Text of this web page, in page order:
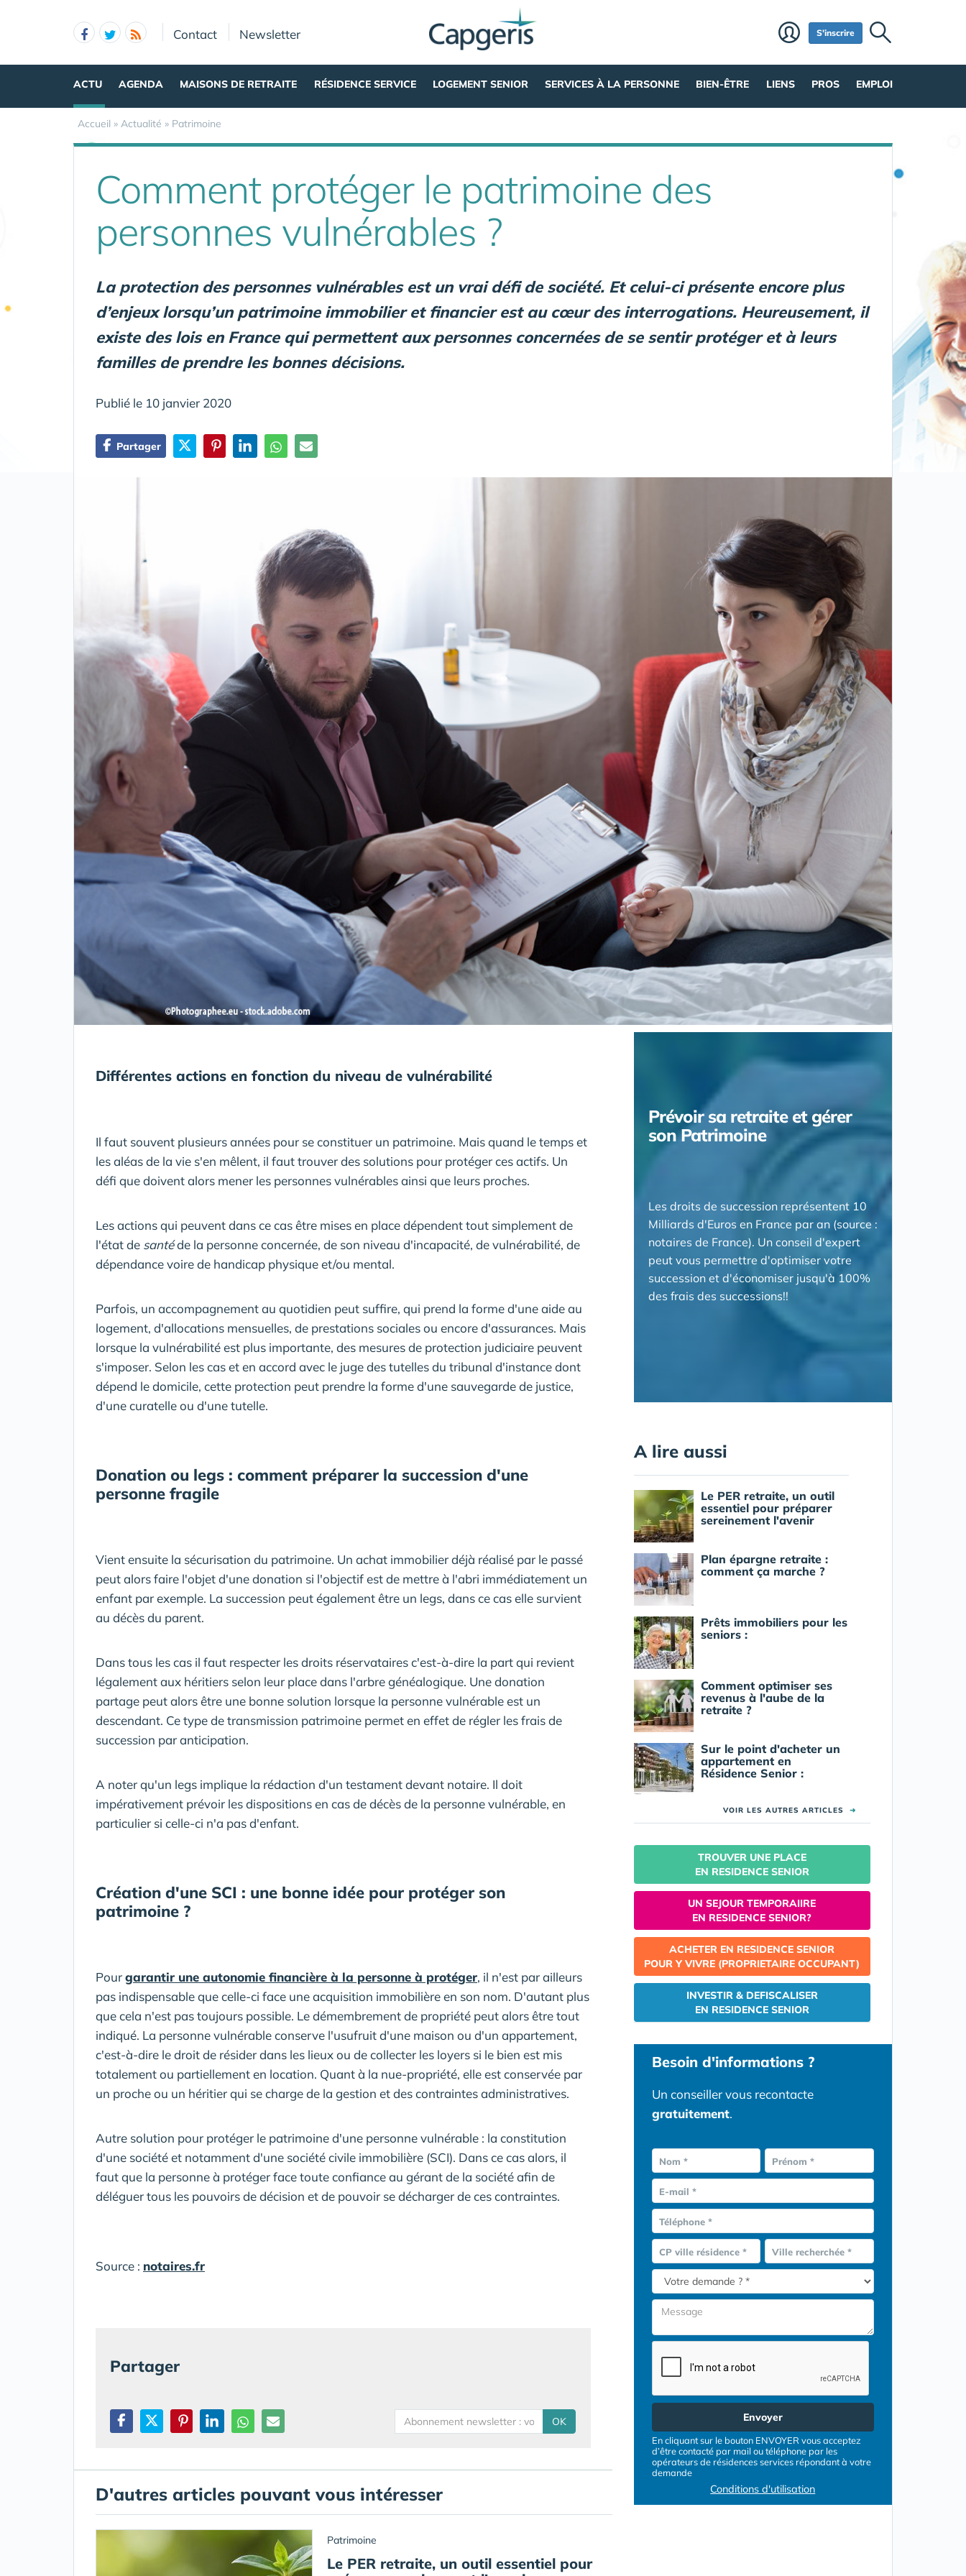
Contact Newsletter S'inscrire
ACTU AGENDA MAISONS DE RETRAITE RÉSIDENCE SERVICE LOGEMENT SENIOR SERVICES À LA PERSONNE BIEN-ÊTRE LIENS PROS EMPLOI
Accueil » Actualité » Patrimoine
Comment protéger le patrimoine des
personnes vulnérables ?
La protection des personnes vulnérables est un vrai défi de société. Et celui-ci présente encore plus
d’enjeux lorsqu’un patrimoine immobilier et financier est au cœur des interrogations. Heureusement, il
existe des lois en France qui permettent aux personnes concernées de se sentir protéger et à leurs
familles de prendre les bonnes décisions.
Publié le 10 janvier 2020
Partager
Différentes actions en fonction du niveau de vulnérabilité
Il faut souvent plusieurs années pour se constituer un patrimoine. Mais quand le temps et
les aléas de la vie s'en mêlent, il faut trouver des solutions pour protéger ces actifs. Un
défi que doivent alors mener les personnes vulnérables ainsi que leurs proches.
Les actions qui peuvent dans ce cas être mises en place dépendent tout simplement de
l'état de santéde la personne concernée, de son niveau d'incapacité, de vulnérabilité, de
dépendance voire de handicap physique et/ou mental.
Parfois, un accompagnement au quotidien peut suffire, qui prend la forme d'une aide au
logement, d'allocations mensuelles, de prestations sociales ou encore d'assurances. Mais
lorsque la vulnérabilité est plus importante, des mesures de protection judiciaire peuvent
s'imposer. Selon les cas et en accord avec le juge des tutelles du tribunal d'instance dont
dépend le domicile, cette protection peut prendre la forme d'une sauvegarde de justice,
d'une curatelle ou d'une tutelle.
Donation ou legs : comment préparer la succession d'une
personne fragile
Vient ensuite la sécurisation du patrimoine. Un achat immobilier déjà réalisé par le passé
peut alors faire l'objet d'une donation si l'objectif est de mettre à l'abri immédiatement un
enfant par exemple. La succession peut également être un legs, dans ce cas elle survient
au décès du parent.
Dans tous les cas il faut respecter les droits réservataires c'est-à-dire la part qui revient
légalement aux héritiers selon leur place dans l'arbre généalogique. Une donation
partage peut alors être une bonne solution lorsque la personne vulnérable est un
descendant. Ce type de transmission patrimoine permet en effet de régler les frais de
succession par anticipation.
A noter qu'un legs implique la rédaction d'un testament devant notaire. Il doit
impérativement prévoir les dispositions en cas de décès de la personne vulnérable, en
particulier si celle-ci n'a pas d'enfant.
Création d'une SCI : une bonne idée pour protéger son
patrimoine ?
Pourgarantir une autonomie financière à la personne à protéger, il n'est par ailleurs
pas indispensable que celle-ci face une acquisition immobilière en son nom. D'autant plus
que cela n'est pas toujours possible. Le démembrement de propriété peut alors être tout
indiqué. La personne vulnérable conserve l'usufruit d'une maison ou d'un appartement,
c'est-à-dire le droit de résider dans les lieux ou de collecter les loyers si le bien est mis
totalement ou partiellement en location. Quant à la nue-propriété, elle est conservée par
un proche ou un héritier qui se charge de la gestion et des contraintes administratives.
Autre solution pour protéger le patrimoine d'une personne vulnérable : la constitution
d'une société et notamment d'une société civile immobilière (SCI). Dans ce cas alors, il
faut que la personne à protéger face toute confiance au gérant de la société afin de
déléguer tous les pouvoirs de décision et de pouvoir se décharger de ces contraintes.
Source : notaires.fr
Partager
OK
D'autres articles pouvant vous intéresser
Patrimoine
Le PER retraite, un outil essentiel pour
Prévoir sa retraite et gérer
son Patrimoine
Les droits de succession représentent 10
Milliards d'Euros en France par an (source :
notaires de France). Un conseil d'expert
peut vous permettre d'optimiser votre
succession et d'économiser jusqu'à 100%
des frais des successions!!
A lire aussi
Le PER retraite, un outil
essentiel pour préparer
sereinement l'avenir
Plan épargne retraite :
comment ça marche ?
Prêts immobiliers pour les
seniors :
Comment optimiser ses
revenus à l'aube de la
retraite ?
Sur le point d'acheter un
appartement en
Résidence Senior :
VOIR LES AUTRES ARTICLES ➜
TROUVER UNE PLACE
EN RESIDENCE SENIOR
UN SEJOUR TEMPORAIIRE
EN RESIDENCE SENIOR?
ACHETER EN RESIDENCE SENIOR
POUR Y VIVRE (PROPRIETAIRE OCCUPANT)
INVESTIR & DEFISCALISER
EN RESIDENCE SENIOR
Besoin d'informations ?
Un conseiller vous recontacte
gratuitement.
Nom * Prénom *
E-mail *
Téléphone *
CP ville résidence * Ville recherchée *
Envoyer
En cliquant sur le bouton ENVOYER vous acceptez
d’être contacté par mail ou téléphone par les
opérateurs de résidences services répondant à votre
demande
Conditions d'utilisation